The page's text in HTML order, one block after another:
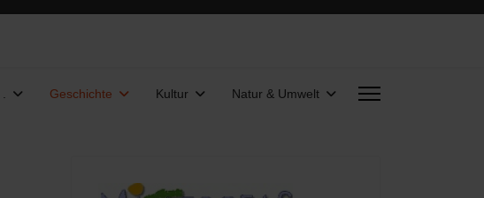
Geschichte Kultur Natur & Umwelt